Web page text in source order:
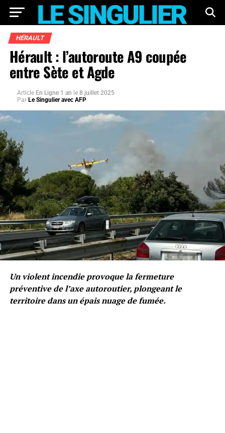
HÉRAULT
Hérault : l’autoroute A9 coupée
entre Sète et Agde
Article En Ligne 1 an le 8 juillet 2025
Par Le Singulier avec AFP
Un violent incendie provoque la fermeture
préventive de l’axe autoroutier, plongeant le
territoire dans un épais nuage de fumée.